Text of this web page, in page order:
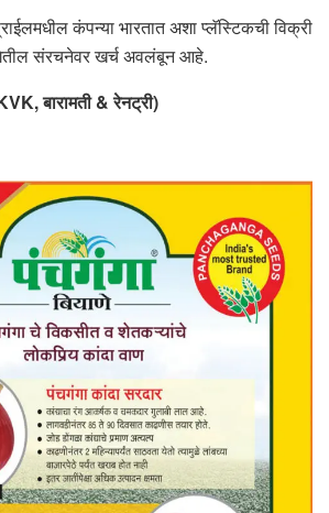
कंपन्या भारतात अशा प्लॅस्टिकची विक्री
संरचनेवर खर्च अवलंबून आहे.
बारामती & रेनट्री)